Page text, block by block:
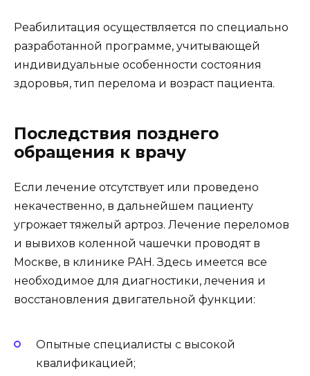
Реабилитация осуществляется по специально
разработанной программе, учитывающей
индивидуальные особенности состояния
здоровья, тип перелома и возраст пациента.
Последствия позднего
обращения к врачу
Если лечение отсутствует или проведено
некачественно, в дальнейшем пациенту
угрожает тяжелый артроз. Лечение переломов
и вывихов коленной чашечки проводят в
Москве, в клинике РАН. Здесь имеется все
необходимое для диагностики, лечения и
восстановления двигательной функции:
Опытные специалисты с высокой
квалификацией;